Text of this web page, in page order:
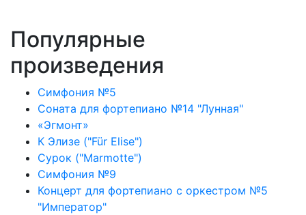
Популярные
произведения
Симфония №5
Соната для фортепиано №14 "Лунная"
«Эгмонт»
К Элизе ("Für Elise")
Сурок ("Marmotte")
Симфония №9
Концерт для фортепиано с оркестром №5
"Император"